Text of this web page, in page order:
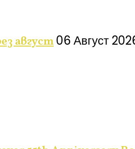
август06 Август